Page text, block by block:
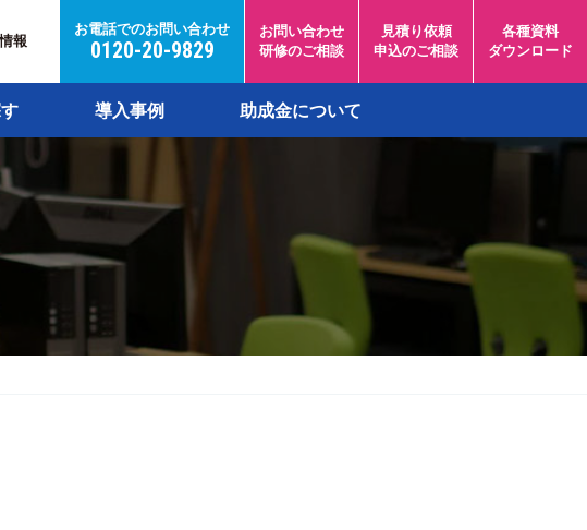
報
お電話でのお問い合わせ
0120-20-9829
お問い合わせ
研修のご相談
見積り依頼
申込のご相談
各種資料
ダウンロード
導入事例 助成金について